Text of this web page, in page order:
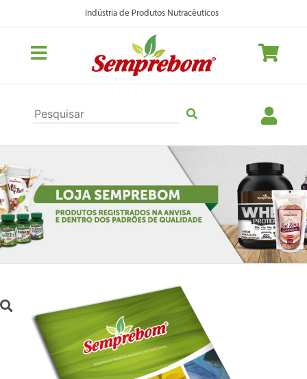
Indústria de Produtos Nutracêuticos
Previous Next